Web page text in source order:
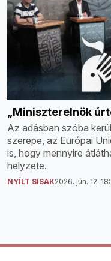
„Miniszterelnök
Az adásban szóba
szerepe, az Európai
is, hogy mennyire
helyzete.
NYÍLT SISAK2026. jún. 12.